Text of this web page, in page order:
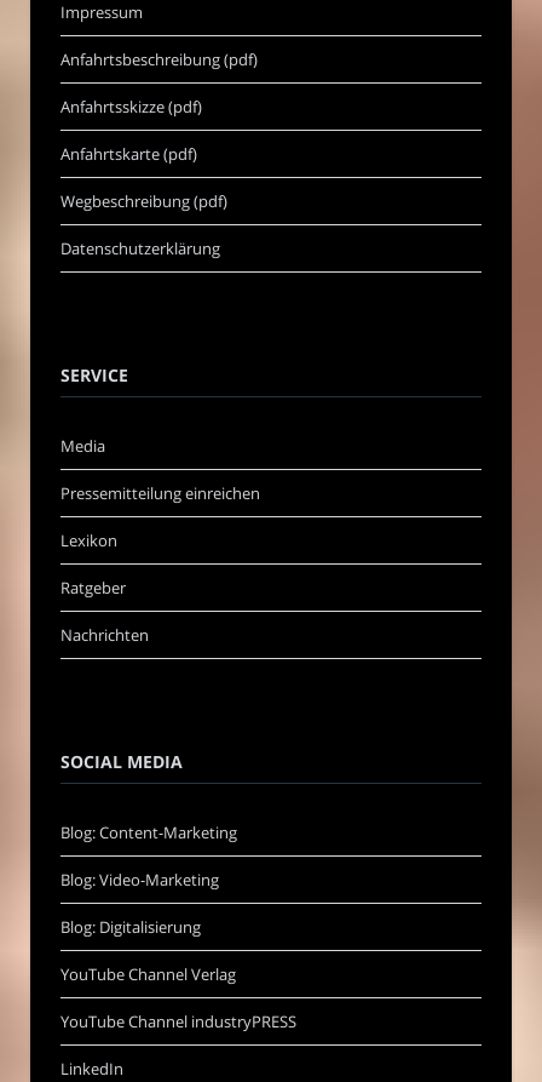
Impressum
Anfahrtsbeschreibung (pdf)
Anfahrtsskizze (pdf)
Anfahrtskarte (pdf)
Wegbeschreibung (pdf)
Datenschutzerklärung
SERVICE
Media
Pressemitteilung einreichen
Lexikon
Ratgeber
Nachrichten
SOCIAL MEDIA
Blog: Content-Marketing
Blog: Video-Marketing
Blog: Digitalisierung
YouTube Channel Verlag
YouTube Channel industryPRESS
LinkedIn